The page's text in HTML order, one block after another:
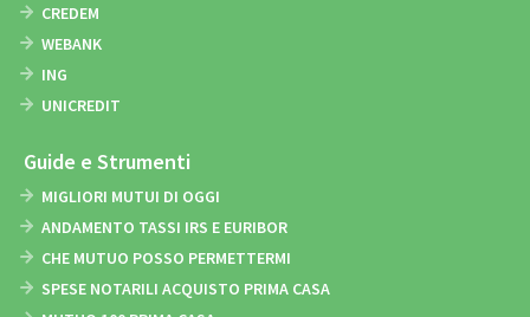
CREDEM
WEBANK
ING
UNICREDIT
Guide e Strumenti
MIGLIORI MUTUI DI OGGI
ANDAMENTO TASSI IRS E EURIBOR
CHE MUTUO POSSO PERMETTERMI
SPESE NOTARILI ACQUISTO PRIMA CASA